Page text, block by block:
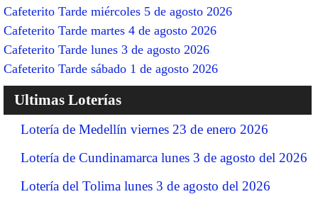
Cafeterito Tarde miércoles 5 de agosto 2026
Cafeterito Tarde martes 4 de agosto 2026
Cafeterito Tarde lunes 3 de agosto 2026
Cafeterito Tarde sábado 1 de agosto 2026
Ultimas Loterías
Lotería de Medellín viernes 23 de enero 2026
Lotería de Cundinamarca lunes 3 de agosto del 2026
Lotería del Tolima lunes 3 de agosto del 2026